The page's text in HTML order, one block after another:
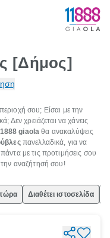
[Δήμος]
σου; Είσαι με την
Δεν χρειάζεται να χάνεις
giaola θα ανακαλύψεις
πανελλαδικά, για να
με τις προτιμήσεις σου
την αναζήτησή σου!
Διαθέτει ιστοσελίδα